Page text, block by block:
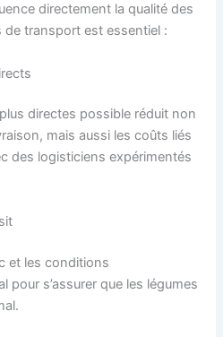
directement la qualité des
de transport est essentiel :
directes possible réduit non
mais aussi les coûts liés
des logisticiens expérimentés
et les conditions
pour s’assurer que les légumes